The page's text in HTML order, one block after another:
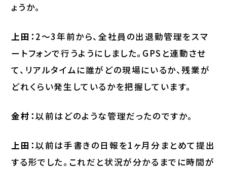
ょうか。
上田： 2〜3年前から、全社員の出退勤管理をスマ
ートフォンで行うようにしました。GPSと連動させ
て、リアルタイムに誰がどの現場にいるか、残業が
どれくらい発生しているかを把握しています。
金村：以前はどのような管理だったのですか。
上田：以前は手書きの日報を1ヶ月分まとめて提出
する形でした。これだと状況が分かるまでに時間が